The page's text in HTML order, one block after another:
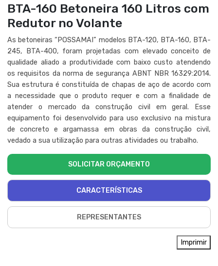
BTA-160 Betoneira 160 Litros com
Redutor no Volante
As betoneiras “POSSAMAI” modelos BTA-120, BTA-160, BTA-
245, BTA-400, foram projetadas com elevado conceito de
qualidade aliado a produtividade com baixo custo atendendo
os requisitos da norma de segurança ABNT NBR 16329:2014.
Sua estrutura é constituída de chapas de aço de acordo com
a necessidade que o produto requer e com a finalidade de
atender o mercado da construção civil em geral. Esse
equipamento foi desenvolvido para uso exclusivo na mistura
de concreto e argamassa em obras da construção civil,
vedado a sua utilização para outras atividades ou trabalho.
SOLICITAR ORÇAMENTO
CARACTERÍSTICAS
REPRESENTANTES
Imprimir